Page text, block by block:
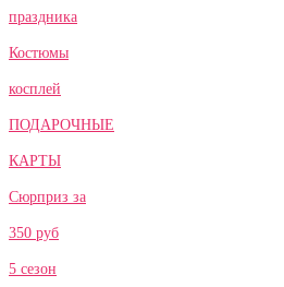
праздника
Костюмы
косплей
ПОДАРОЧНЫЕ
КАРТЫ
Сюрприз за
350 руб
5 сезон